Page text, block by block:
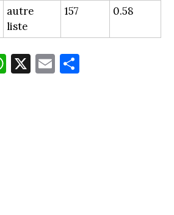
autre
liste
157 0.58
W
ha
X E
m
Pa